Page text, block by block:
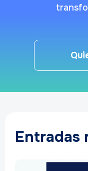
Entradas